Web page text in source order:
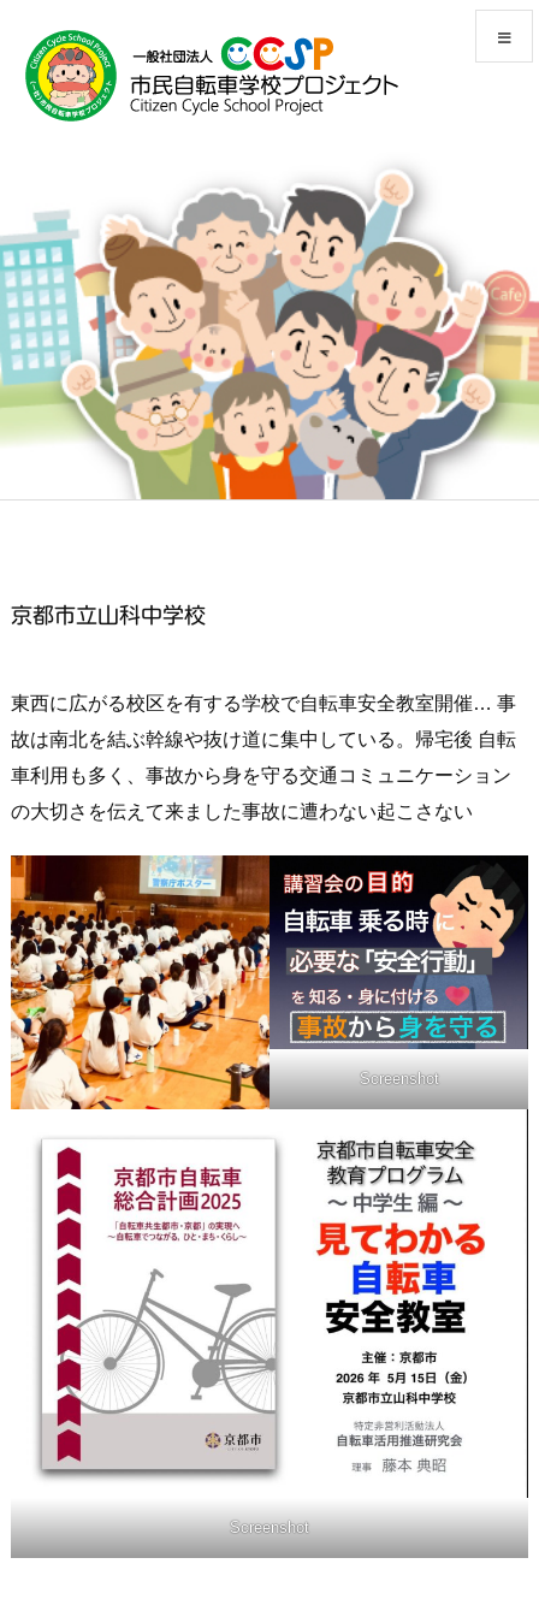
検索
京都市立山科中学校
東西に広がる校区を有する学校で自転車安全教室開催… 事
故は南北を結ぶ幹線や抜け道に集中している。帰宅後 自転
車利用も多く、事故から身を守る交通コミュニケーション
の大切さを伝えて来ました事故に遭わない起こさない
Screenshot
Screenshot